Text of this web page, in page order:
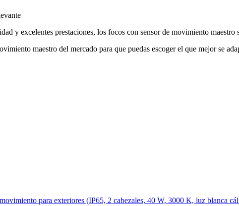
y excelentes prestaciones, los focos con sensor de movimiento maestro
maestro del mercado para que puedas escoger el que mejor se
para exteriores (IP65, 2 cabezales, 40 W, 3000 K, luz blanca